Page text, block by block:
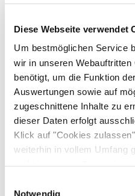
Diese Webseite verwendet
Um bestmöglichen Service
wir in unseren
benötigt, um die Funktion
Auswertungen sowie auf
zugeschnittene Inhalte zu
dieser Daten erfolgt
Klick auf "Cookies
weiterhin in vollem Umfang
steht in unserer
gelistet.
Notwendig